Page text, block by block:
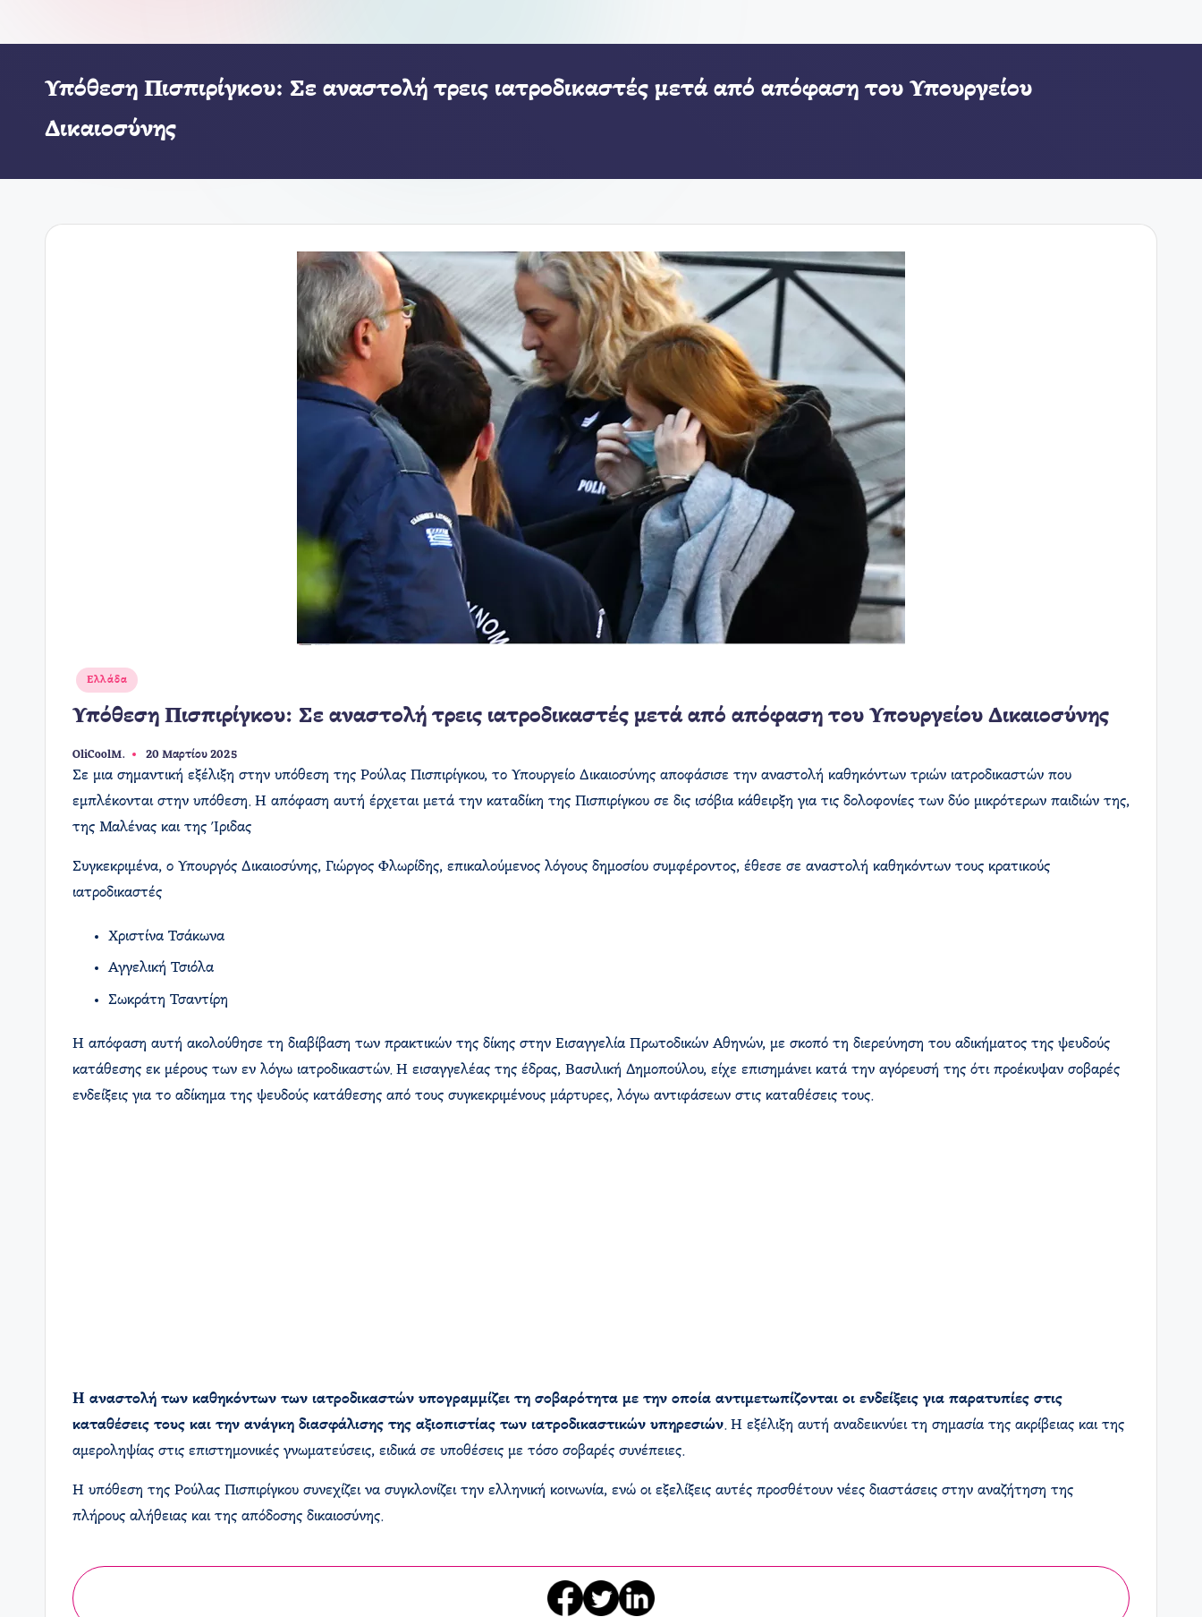
Υπόθεση Πισπιρίγκου: Σε αναστολή τρεις ιατροδικαστές μετά από απόφαση του Υπουργείου
Δικαιοσύνης
Αναρτήθηκε
Ελλάδα
Υπόθεση Πισπιρίγκου: Σε αναστολή τρεις ιατροδικαστές μετά από απόφαση του Υπουργείου Δικαιοσύνης
Συγγραφέας:
OliCoolM. 20 Μαρτίου 2025
​Σε μια σημαντική εξέλιξη στην υπόθεση της Ρούλας Πισπιρίγκου, το Υπουργείο Δικαιοσύνης αποφάσισε την αναστολή καθηκόντων τριών ιατροδικαστών που
εμπλέκονται στην υπόθεση. Η απόφαση αυτή έρχεται μετά την καταδίκη της Πισπιρίγκου σε δις ισόβια κάθειρξη για τις δολοφονίες των δύο μικρότερων παιδιών της,
της Μαλένας και της Ίριδας
Συγκεκριμένα, ο Υπουργός Δικαιοσύνης, Γιώργος Φλωρίδης, επικαλούμενος λόγους δημοσίου συμφέροντος, έθεσε σε αναστολή καθηκόντων τους κρατικούς
ιατροδικαστές
Χριστίνα Τσάκωνα
Αγγελική Τσιόλα​
Σωκράτη Τσαντίρη
Η απόφαση αυτή ακολούθησε τη διαβίβαση των πρακτικών της δίκης στην Εισαγγελία Πρωτοδικών Αθηνών, με σκοπό τη διερεύνηση του αδικήματος της ψευδούς
κατάθεσης εκ μέρους των εν λόγω ιατροδικαστών. Η εισαγγελέας της έδρας, Βασιλική Δημοπούλου, είχε επισημάνει κατά την αγόρευσή της ότι προέκυψαν σοβαρές
ενδείξεις για το αδίκημα της ψευδούς κατάθεσης από τους συγκεκριμένους μάρτυρες, λόγω αντιφάσεων στις καταθέσεις τους.
Η αναστολή των καθηκόντων των ιατροδικαστών υπογραμμίζει τη σοβαρότητα με την οποία αντιμετωπίζονται οι ενδείξεις για παρατυπίες στις
καταθέσεις τους και την ανάγκη διασφάλισης της αξιοπιστίας των ιατροδικαστικών υπηρεσιών. Η εξέλιξη αυτή αναδεικνύει τη σημασία της ακρίβειας και της
αμεροληψίας στις επιστημονικές γνωματεύσεις, ειδικά σε υποθέσεις με τόσο σοβαρές συνέπειες.​
Η υπόθεση της Ρούλας Πισπιρίγκου συνεχίζει να συγκλονίζει την ελληνική κοινωνία, ενώ οι εξελίξεις αυτές προσθέτουν νέες διαστάσεις στην αναζήτηση της
πλήρους αλήθειας και της απόδοσης δικαιοσύνης.